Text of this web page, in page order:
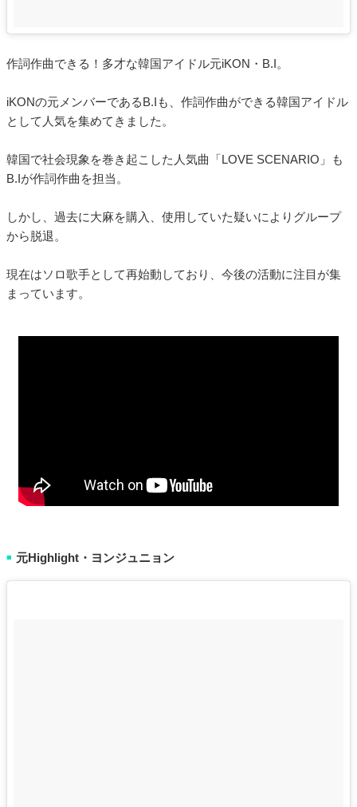
作詞作曲できる！多才な韓国アイドル元iKON・B.I。
iKONの元メンバーであるB.Iも、作詞作曲ができる韓国アイドル
として人気を集めてきました。
韓国で社会現象を巻き起こした人気曲「LOVE SCENARIO」も
B.Iが作詞作曲を担当。
しかし、過去に大麻を購入、使用していた疑いによりグループ
から脱退。
現在はソロ歌手として再始動しており、今後の活動に注目が集
まっています。
■ 元Highlight・ヨンジュニョン